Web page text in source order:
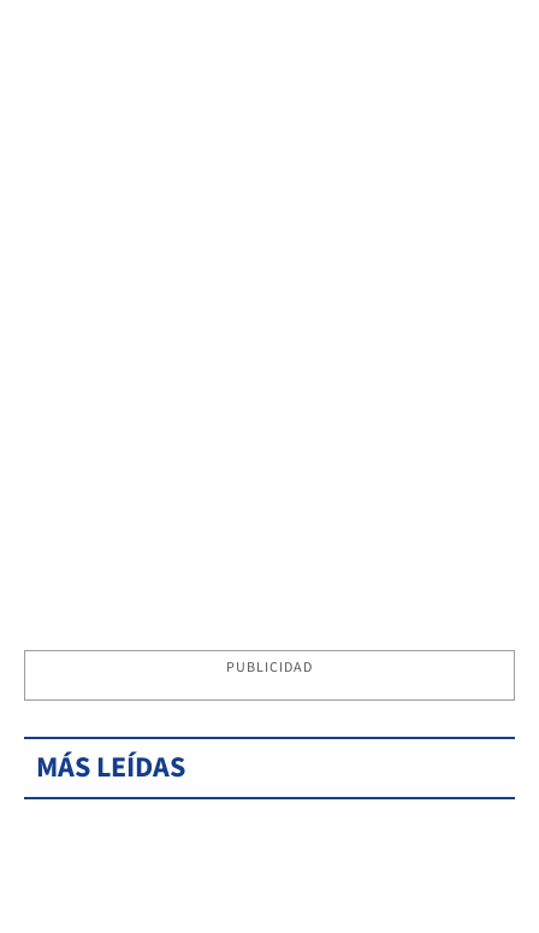
PUBLICIDAD
MÁS LEÍDAS